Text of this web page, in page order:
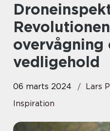
Droneinspektion:
overvågning
vedligehold
06 marts 2024
Lars
Inspiration